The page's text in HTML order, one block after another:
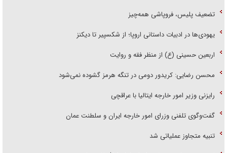
تضعیف پلیس، فروپاشی همه‌چیز
یهودی‌ها در ادبیات داستانی اروپا؛ از شکسپیر تا دیکنز
اربعین حسینی (ع) از منظر فقه و روایت
محسن رضایی: کریدور دومی در تنگه هرمز گشوده نمی‌شود
رایزنی وزیر امور خارجه ایتالیا با عراقچی
گفت‌وگوی تلفنی وزرای امور خارجه ایران و سلطنت عمان
تنبیه متجاوز عملیاتی شد